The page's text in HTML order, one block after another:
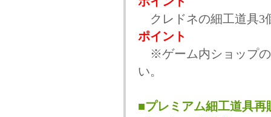
クレドネの細工道具
ポイント
※ゲーム内ショップの
い。
■プレミアム細工道具再